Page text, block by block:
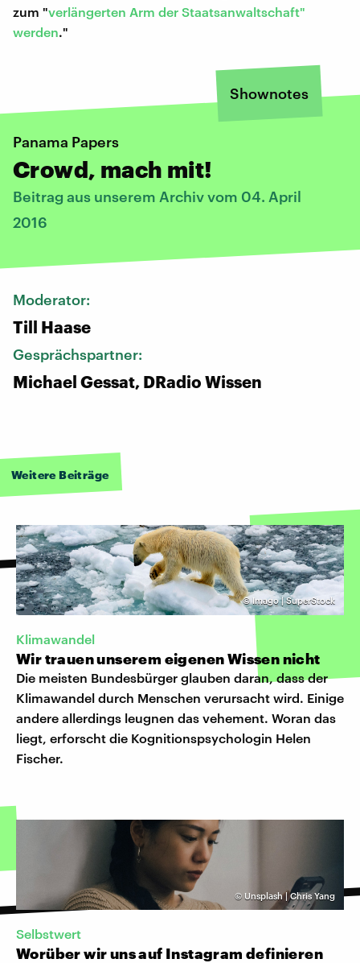
zum "verlängerten Arm der Staatsanwaltschaft"
werden."
Shownotes
Panama Papers
Crowd, mach mit!
Beitrag aus unserem Archiv vom 04. April
2016
Moderator:
Till Haase
Gesprächspartner:
Michael Gessat, DRadio Wissen
Weitere Beiträge
©Imago | SuperStock
Klimawandel
Wir trauen unserem eigenen Wissen nicht
Die meisten Bundesbürger glauben daran, dass der
Klimawandel durch Menschen verursacht wird. Einige
andere allerdings leugnen das vehement. Woran das
liegt, erforscht die Kognitionspsychologin Helen
Fischer.
© Unsplash | Chris Yang
Selbstwert
Worüber wir uns auf Instagram definieren